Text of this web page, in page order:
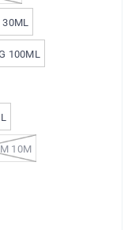
100ML
10M